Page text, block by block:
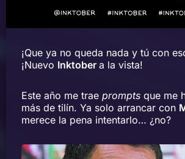
¡Que ya no queda nada y tú con
¡Nuevo Inktober a la vista!
Este año me trae prompts que me
más de tilín. Ya solo arrancar con
merece la pena intentarlo… ¿no?